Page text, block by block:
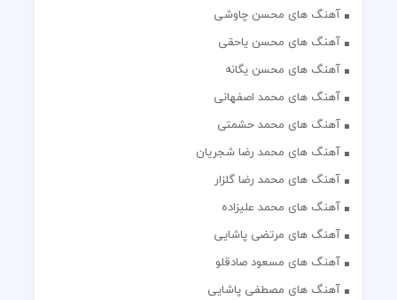
آهنگ های محسن چاوشی
آهنگ های محسن یاحقی
آهنگ های محسن یگانه
آهنگ های محمد اصفهانی
آهنگ های محمد حشمتی
آهنگ های محمد رضا شجریان
آهنگ های محمد رضا گلزار
آهنگ های محمد علیزاده
آهنگ های مرتضی پاشایی
آهنگ های مسعود صادقلو
آهنگ های مصطفی پاشایی